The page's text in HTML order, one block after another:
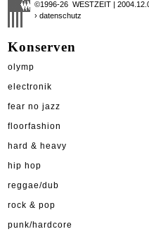
©1996-26 WESTZEIT |
› datenschutz
Konserven
olymp
electronik
fear no jazz
floorfashion
hard & heavy
hip hop
reggae/dub
rock & pop
punk/hardcore